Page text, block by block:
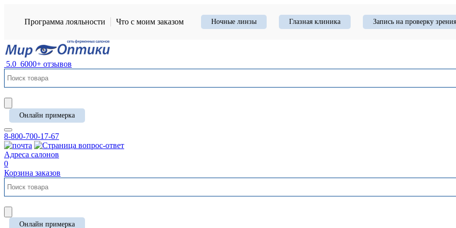
Программа лояльности Что с моим заказом Ночные линзы Глазная клиника Запись на проверку зрения
5.0 6000+ отзывов
Онлайн примерка
8-800-700-17-67
Адреса салонов
0
Корзина заказов
Онлайн примерка